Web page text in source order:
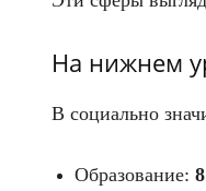
На нижнем
В социально
Образование: